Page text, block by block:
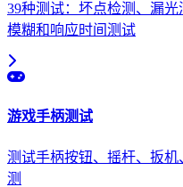
39种测试：坏点检测、漏
模糊和响应时间测试
游戏手柄测试
测试手柄按钮、摇杆、扳
测